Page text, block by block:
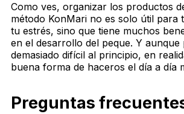
Como ves, organizar los productos
método KonMari no es solo útil para
tu estrés, sino que tiene muchos
en el desarrollo del peque. Y
demasiado difícil al principio, en
buena forma de haceros el día a día
Preguntas